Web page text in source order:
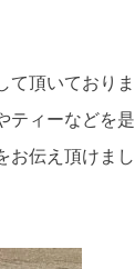
て頂いておりま
ティーなどを是
お伝え頂けまし